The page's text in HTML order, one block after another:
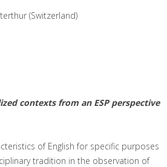
(Switzerland)
contexts from an ESP perspective
of English for specific purposes
tradition in the observation of